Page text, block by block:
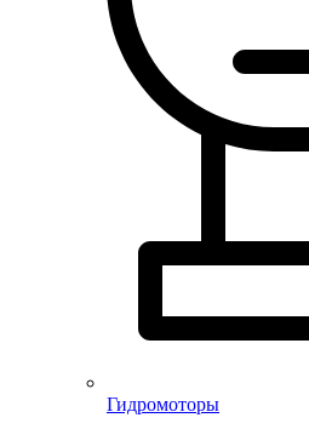
Гидромоторы